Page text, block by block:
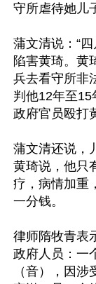
守所虐待她儿
蒲文清说：“
陷害黄琦。黄
兵去看守所非
判他12年至
政府官员殴打
蒲文清还说，
黄琦说，他只
疗，病情加重
一分钱。
律师隋牧青表
政府人员：一
（音），因